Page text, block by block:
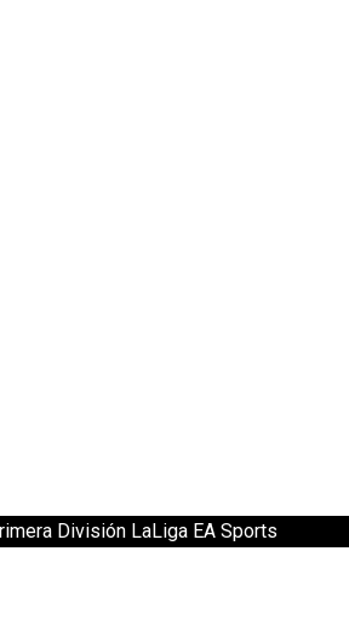
División LaLiga EA Sports